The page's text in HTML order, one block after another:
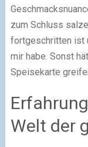
zum Schluss
fortgeschritten ist
mir habe. Sonst
Speisekarte
Welt der